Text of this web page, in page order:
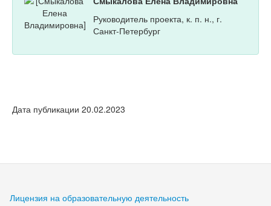
Руководитель проекта, к. п. н., г.
Санкт-Петербург
Дата публикации 20.02.2023
Лицензия на образовательную деятельность